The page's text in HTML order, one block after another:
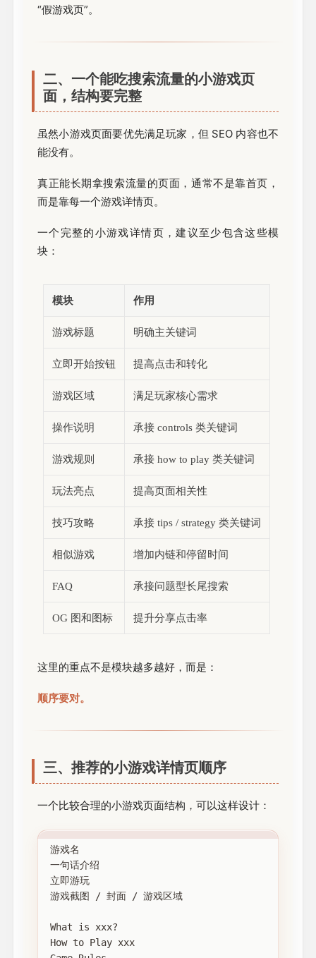
“假游戏页”。
二、一个能吃搜索流量的小游戏页
面，结构要完整
虽然小游戏页面要优先满足玩家，但 SEO 内容也不
能没有。
真正能长期拿搜索流量的页面，通常不是靠首页，
而是靠每一个游戏详情页。
一个完整的小游戏详情页，建议至少包含这些模
块：
模块 作用
游戏标题 明确主关键词
立即开始按钮 提高点击和转化
游戏区域 满足玩家核心需求
操作说明 承接 controls 类关键词
游戏规则 承接 how to play 类关键词
玩法亮点 提高页面相关性
技巧攻略 承接 tips / strategy 类关键词
相似游戏 增加内链和停留时间
FAQ 承接问题型长尾搜索
OG 图和图标 提升分享点击率
这里的重点不是模块越多越好，而是：
顺序要对。
三、推荐的小游戏详情页顺序
一个比较合理的小游戏页面结构，可以这样设计：
游戏名
一句话介绍
立即游玩
游戏截图 / 封面 / 游戏区域
What is xxx?
How to Play xxx